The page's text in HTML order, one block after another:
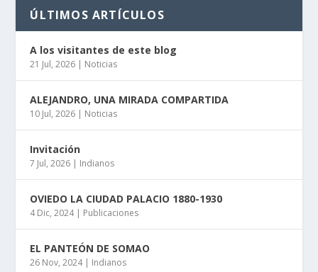
ÚLTIMOS ARTÍCULOS
A los visitantes de este blog
21 Jul, 2026 | Noticias
ALEJANDRO, UNA MIRADA COMPARTIDA
10 Jul, 2026 | Noticias
Invitación
7 Jul, 2026 | Indianos
OVIEDO LA CIUDAD PALACIO 1880-1930
4 Dic, 2024| Publicaciones
EL PANTEÓN DE SOMAO
26 Nov, 2024| Indianos